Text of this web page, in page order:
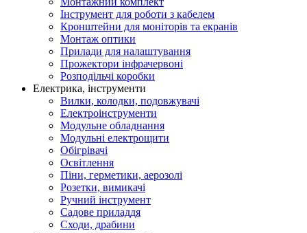
Інструмент для роботи з кабелем
Кронштейни для моніторів та екранів
Монтаж оптики
Прилади для налаштування
Прожектори інфрачервоні
Розподільчі коробки
Електрика, інструменти
Вилки, колодки, подовжувачі
Електроінструменти
Модульне обладнання
Модульні електрощити
Обігрівачі
Освітлення
Піни, герметики, аерозолі
Розетки, вимикачі
Ручний інструмент
Садове приладдя
Сходи, драбини